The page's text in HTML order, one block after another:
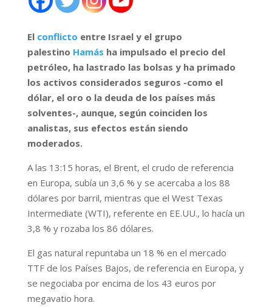
El conflicto entre Israel y el grupo
palestino Hamás ha impulsado el precio del
petróleo, ha lastrado las bolsas y ha primado
los activos considerados seguros -como el
dólar, el oro o la deuda de los países más
solventes-, aunque, según coinciden los
analistas, sus efectos están siendo
moderados.
A las 13:15 horas, el Brent, el crudo de referencia
en Europa, subía un 3,6 % y se acercaba a los 88
dólares por barril, mientras que el West Texas
Intermediate (WTI), referente en EE.UU., lo hacía un
3,8 % y rozaba los 86 dólares.
El gas natural repuntaba un 18 % en el mercado
TTF de los Países Bajos, de referencia en Europa, y
se negociaba por encima de los 43 euros por
megavatio hora.